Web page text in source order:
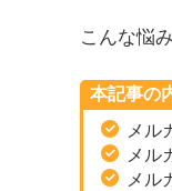
こんな悩
本記事の
メル
メル
メル